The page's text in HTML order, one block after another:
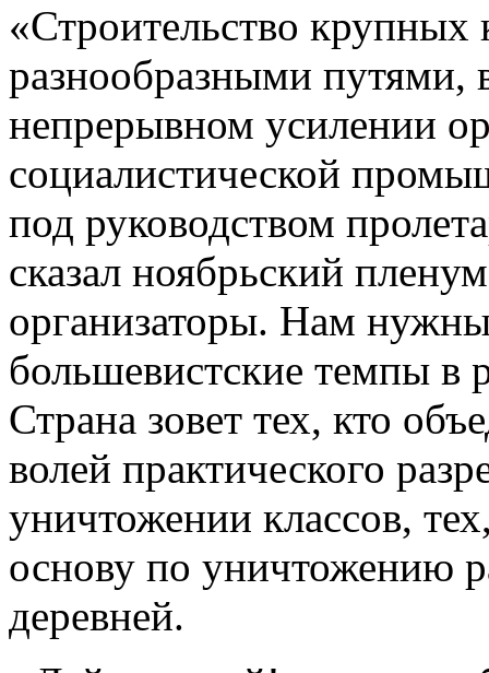
«Строительство крупных
разнообразными
непрерывном усилении
социалистической
под руководством
сказал ноябрьский
организаторы. Нам
большевистские темпы в
Страна зовет тех, кто
волей практического
уничтожении классов,
основу по уничтожению
деревней.